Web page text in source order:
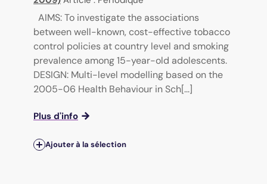
AIMS: To investigate the associations
between well-known, cost-effective tobacco
control policies at country level and smoking
prevalence among 15-year-old adolescents.
DESIGN: Multi-level modelling based on the
2005-06 Health Behaviour in Sch[...]
Plus d'info
Ajouter à la sélection